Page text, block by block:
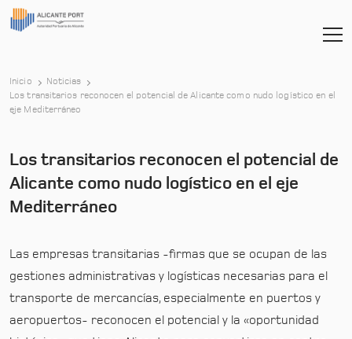
Inicio
Noticias
Los transitarios reconocen el potencial de Alicante como nudo logístico en el
eje Mediterráneo
-
Los transitarios reconocen el potencial de
Alicante como nudo logístico en el eje
Mediterráneo
Las empresas transitarias -firmas que se ocupan de las
gestiones administrativas y logísticas necesarias para el
transporte de mercancías, especialmente en puertos y
aeropuertos- reconocen el potencial y la «oportunidad